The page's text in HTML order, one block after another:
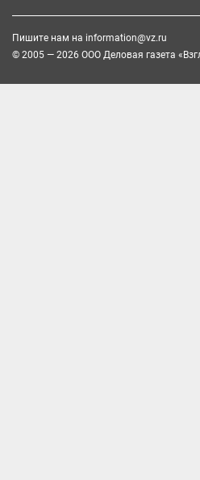
Пишите нам на information@vz.ru
© 2005 — 2026 ООО Деловая газета